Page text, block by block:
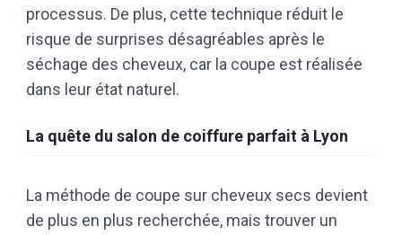
processus. De plus, cette technique réduit le
risque de surprises désagréables après le
séchage des cheveux, car la coupe est réalisée
dans leur état naturel.
La quête du salon de coiffure parfait à Lyon
La méthode de coupe sur cheveux secs devient
de plus en plus recherchée, mais trouver un